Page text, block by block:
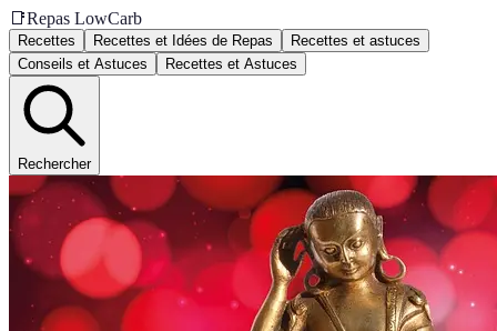
📑Repas LowCarb
Recettes Recettes et Idées de Repas
Recettes et astuces
Conseils et Astuces
Recettes et Astuces
Rechercher